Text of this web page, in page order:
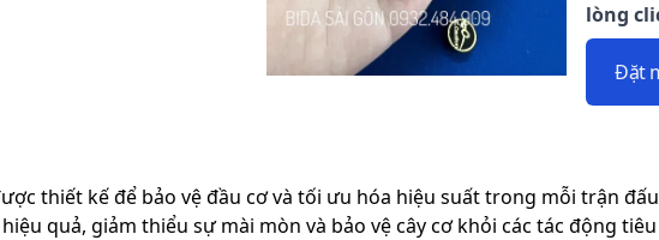
lòng
Đặt
thiết kế để bảo vệ đầu cơ và tối ưu hóa hiệu suất trong mỗi trận
quả, giảm thiểu sự mài mòn và bảo vệ cây cơ khỏi các tác động